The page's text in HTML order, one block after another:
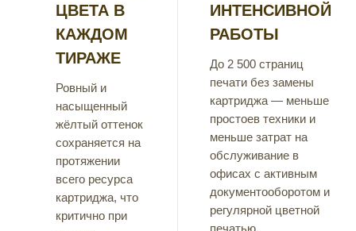
ЦВЕТА В
КАЖДОМ
ТИРАЖЕ
Ровный и
насыщенный
жёлтый оттенок
сохраняется на
протяжении
всего ресурса
картриджа, что
критично при
ИНТЕНСИВНОЙ
РАБОТЫ
До 2 500 страниц
печати без замены
картриджа — меньше
простоев техники и
меньше затрат на
обслуживание в
офисах с активным
документооборотом и
регулярной цветной
печатью.